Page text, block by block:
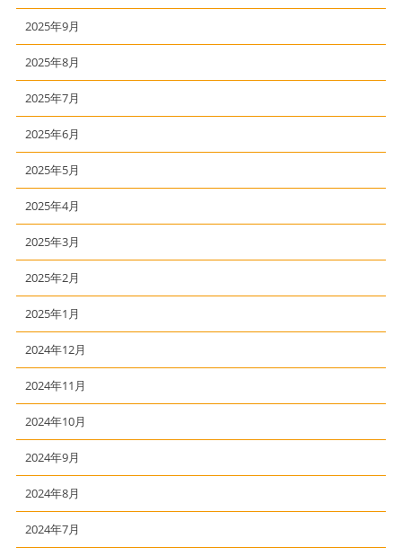
2025年9月
2025年8月
2025年7月
2025年6月
2025年5月
2025年4月
2025年3月
2025年2月
2025年1月
2024年12月
2024年11月
2024年10月
2024年9月
2024年8月
2024年7月